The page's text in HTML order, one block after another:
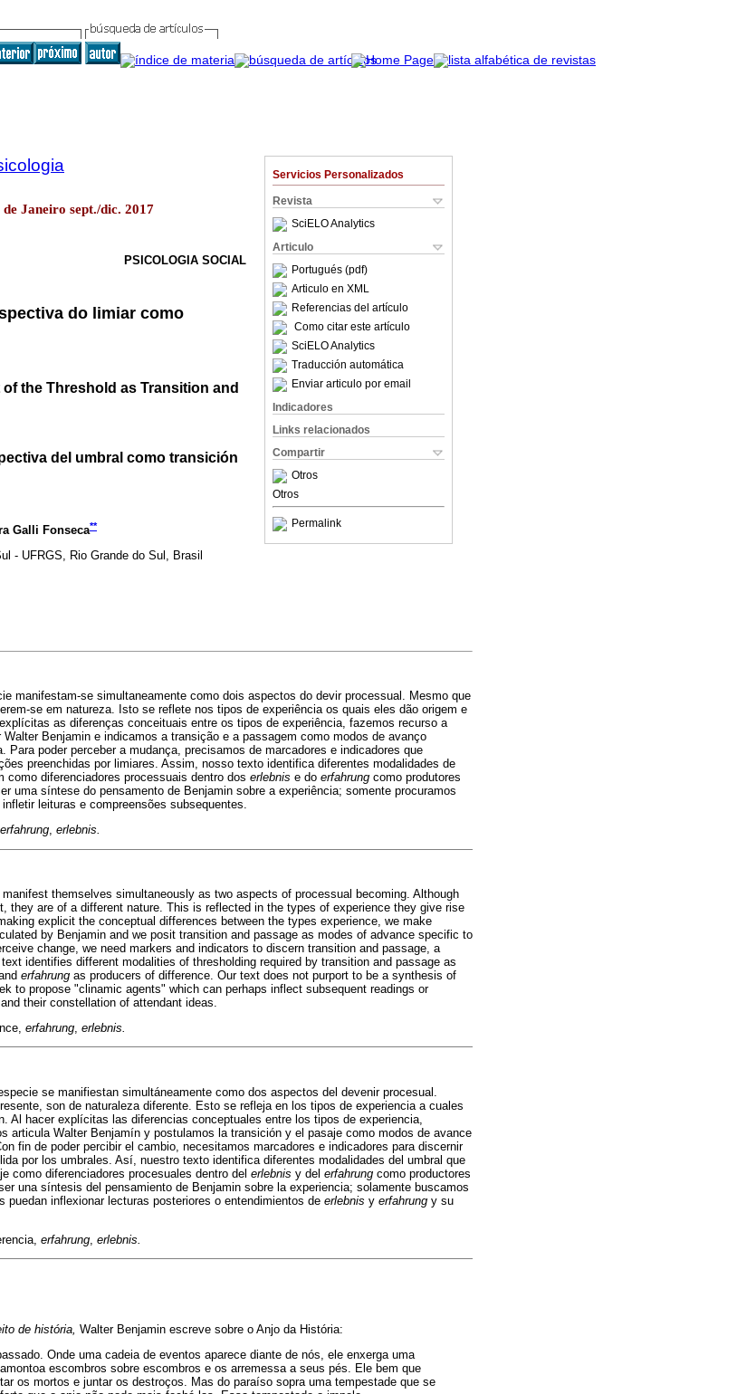
Servicios Personalizados
Revista
SciELO Analytics
Articulo
Portugués (pdf)
Articulo en XML
Referencias del artículo
Como citar este artículo
SciELO Analytics
Traducción automática
Enviar articulo por email
Indicadores
Links relacionados
Compartir
Otros
Otros
Permalink
Janeiro sept./dic. 2017
PSICOLOGIA SOCIAL
do limiar como
the Threshold as Transition and
del umbral como transición
Galli Fonseca**
- UFRGS, Rio Grande do Sul, Brasil
manifestam-se simultaneamente como dois aspectos do devir processual. Mesmo que
se em natureza. Isto se reflete nos tipos de experiência os quais eles dão origem e
as diferenças conceituais entre os tipos de experiência, fazemos recurso a
Walter Benjamin e indicamos a transição e a passagem como modos de avanço
Para poder perceber a mudança, precisamos de marcadores e indicadores que
preenchidas por limiares. Assim, nosso texto identifica diferentes modalidades de
como diferenciadores processuais dentro dos erlebnis e do erfahrung como produtores
uma síntese do pensamento de Benjamin sobre a experiência; somente procuramos
leituras e compreensões subsequentes.
erfahrung, erlebnis.
themselves simultaneously as two aspects of processual becoming. Although
they are of a different nature. This is reflected in the types of experience they give rise
explicit the conceptual differences between the types experience, we make
by Benjamin and we posit transition and passage as modes of advance specific to
change, we need markers and indicators to discern transition and passage, a
identifies different modalities of thresholding required by transition and passage as
erfahrung as producers of difference. Our text does not purport to be a synthesis of
to propose "clinamic agents" which can perhaps inflect subsequent readings or
and their constellation of attendant ideas.
erfahrung, erlebnis.
se manifiestan simultáneamente como dos aspectos del devenir procesual.
son de naturaleza diferente. Esto se refleja en los tipos de experiencia a cuales
Al hacer explícitas las diferencias conceptuales entre los tipos de experiencia,
articula Walter Benjamín y postulamos la transición y el pasaje como modos de avance
fin de poder percibir el cambio, necesitamos marcadores e indicadores para discernir
por los umbrales. Así, nuestro texto identifica diferentes modalidades del umbral que
como diferenciadores procesuales dentro del erlebnis y del erfahrung como productores
una síntesis del pensamiento de Benjamin sobre la experiencia; solamente buscamos
puedan inflexionar lecturas posteriores o entendimientos de erlebnis y erfahrung y su
erfahrung erlebnis.
de história, Walter Benjamin escreve sobre o Anjo da História:
Onde uma cadeia de eventos aparece diante de nós, ele enxerga uma
escombros sobre escombros e os arremessa a seus pés. Ele bem que
os mortos e juntar os destroços. Mas do paraíso sopra uma tempestade que se